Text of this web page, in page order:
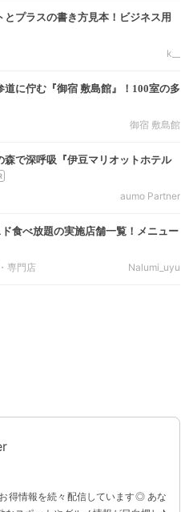
とプラスの書き方見本！ビジネス用
k__
道に佇む『御宿 敷島館』！100室の多
御宿 敷島館
森で深呼吸『伊豆マリオットホテル
aumo Partner
ド食べ放題の実施店舗一覧！メニュー
専門店
Nalumi_uyu
得情報を続々配信しています◎ あな